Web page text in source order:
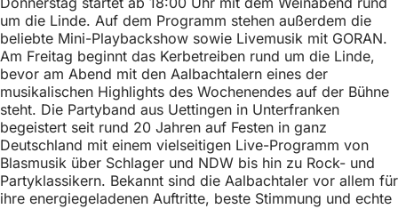
n
s
i
c
h
h
i
e
um die Linde. Auf dem Programm stehen außerdem die
beliebte Mini-Playbackshow sowie Livemusik mit GORAN.
Am Freitag beginnt das Kerbetreiben rund um die Linde,
bevor am Abend mit den Aalbachtalern eines der
musikalischen Highlights des Wochenendes auf der Bühne
steht. Die Partyband aus Uettingen in Unterfranken
begeistert seit rund 20 Jahren auf Festen in ganz
Deutschland mit einem vielseitigen Live-Programm von
Blasmusik über Schlager und NDW bis hin zu Rock- und
Partyklassikern. Bekannt sind die Aalbachtaler vor allem für
ihre energiegeladenen Auftritte, beste Stimmung und echte